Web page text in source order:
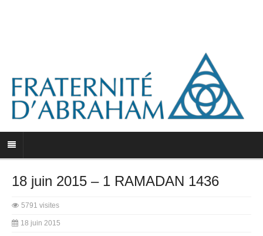
18 juin 2015 – 1 RAMADAN 1436
5791 visites
18 juin 2015